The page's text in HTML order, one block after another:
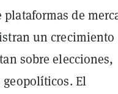
de
un crecimiento
sobre elecciones,
geopolíticos. El